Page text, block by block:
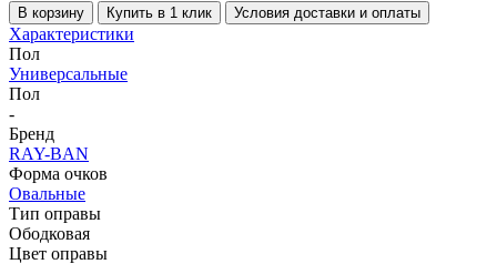
В корзину Купить в 1 клик Условия доставки и оплаты
Характеристики
Пол
Универсальные
Пол
-
Бренд
RAY-BAN
Форма очков
Овальные
Тип оправы
Ободковая
Цвет оправы